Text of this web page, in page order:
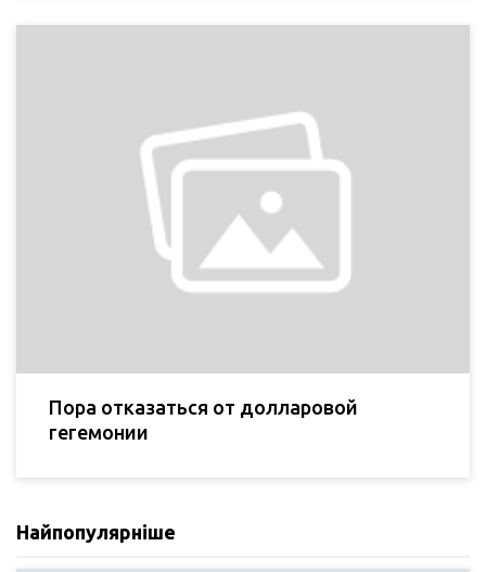
Пора отказаться от долларовой
гегемонии
Найпопулярніше